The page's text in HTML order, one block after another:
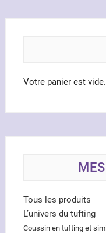
Votre panier est vide.
Tous les produits
L’univers du tufting
Coussin en tufting et